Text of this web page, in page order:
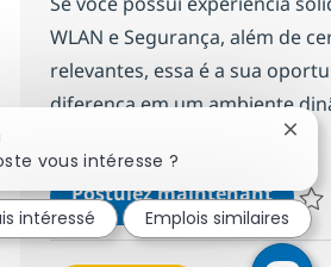
WLAN e Segurança, além de
relevantes, essa é a sua
diferença em um ambiente
Postulez maintenant
vous intéresse ?
intéressé Emplois similaires